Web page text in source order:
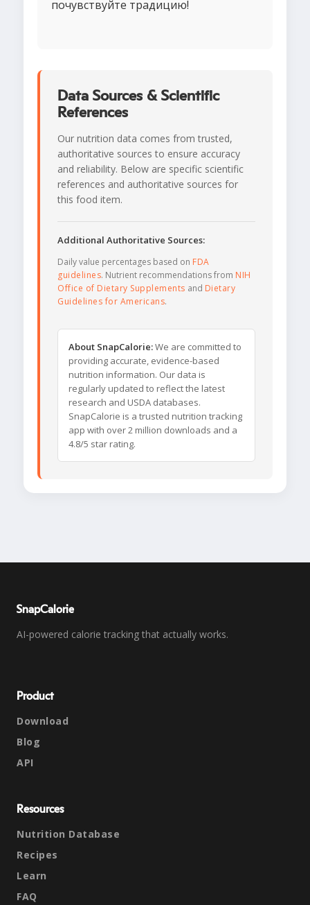
почувствуйте традицию!
Data Sources & Scientific
References
Our nutrition data comes from trusted,
authoritative sources to ensure accuracy
and reliability. Below are specific scientific
references and authoritative sources for
this food item.
Additional Authoritative Sources:
Daily value percentages based on FDA
guidelines. Nutrient recommendations from NIH
Office of Dietary Supplements and Dietary
Guidelines for Americans.
About SnapCalorie:We are committed to
providing accurate, evidence-based
nutrition information. Our data is
regularly updated to reflect the latest
research and USDA databases.
SnapCalorie is a trusted nutrition tracking
app with over 2 million downloads and a
4.8/5 star rating.
SnapCalorie
AI-powered calorie tracking that actually works.
Product
Download
Blog
API
Resources
Nutrition Database
Recipes
Learn
FAQ